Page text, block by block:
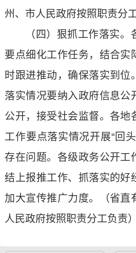
州、市人民政府按照职责分
（四）狠抓工作落实
要点细化工作任务，结合实
时跟进推动，确保落实到位
落实情况要纳入政府信息公
公开，接受社会监督。各地
工作要点落实情况开展“回
存在问题。各级政务公开工
结上报推工作、抓落实的好
加大宣传推广力度。（省直
人民政府按照职责分工负责）